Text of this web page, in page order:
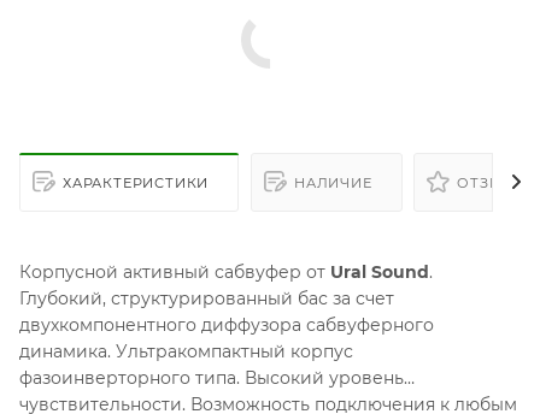
ХАРАКТЕРИСТИКИ НАЛИЧИЕ ОТЗЫВЫ
Корпусной активный сабвуфер от Ural Sound.
Глубокий, структурированный бас за счет
двухкомпонентного диффузора сабвуферного
динамика. Ультракомпактный корпус
фазоинверторного типа. Высокий уровень
чувствительности. Возможность подключения к любым